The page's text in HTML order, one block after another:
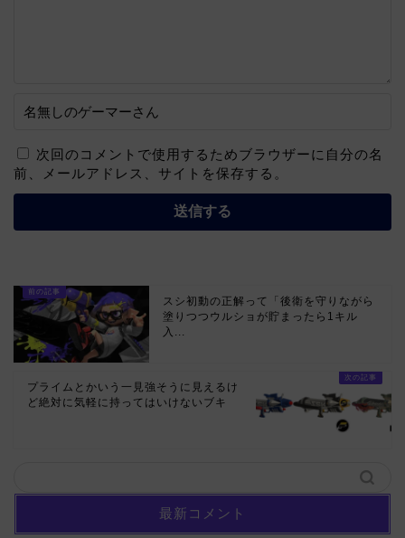
次回のコメントで使用するためブラウザーに自分の名
前、メールアドレス、サイトを保存する。
スシ初動の正解って「後衛を守りながら
塗りつつウルショが貯まったら1キル
入...
プライムとかいう一見強そうに見えるけ
ど絶対に気軽に持ってはいけないブキ
最新コメント